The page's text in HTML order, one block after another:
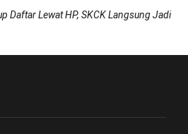
Daftar Lewat HP, SKCK Langsung Jadi